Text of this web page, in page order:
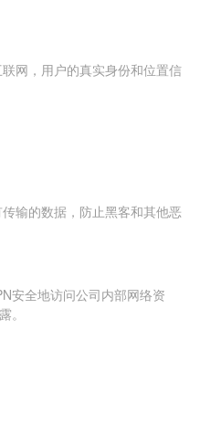
网，用户的真实身份和位置信
输的数据，防止黑客和其他恶
安全地访问公司内部网络资
。